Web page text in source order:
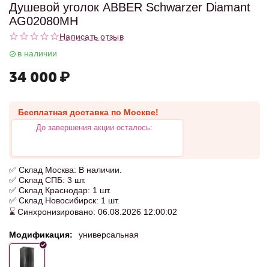
Душевой уголок ABBER Schwarzer Diamant
AG02080MH
Написать отзыв
в наличии
34 000 ₽
Бесплатная доставка по Москве!
До завершения акции осталось:
✅ Склад Москва: В наличии.
✅ Склад СПБ: 3 шт.
✅ Склад Краснодар: 1 шт.
✅ Склад Новосибирск: 1 шт.
⌛ Синхронизировано: 06.08.2026 12:00:02
Модификация: универсальная